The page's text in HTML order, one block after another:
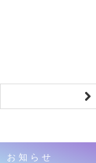
お知らせ